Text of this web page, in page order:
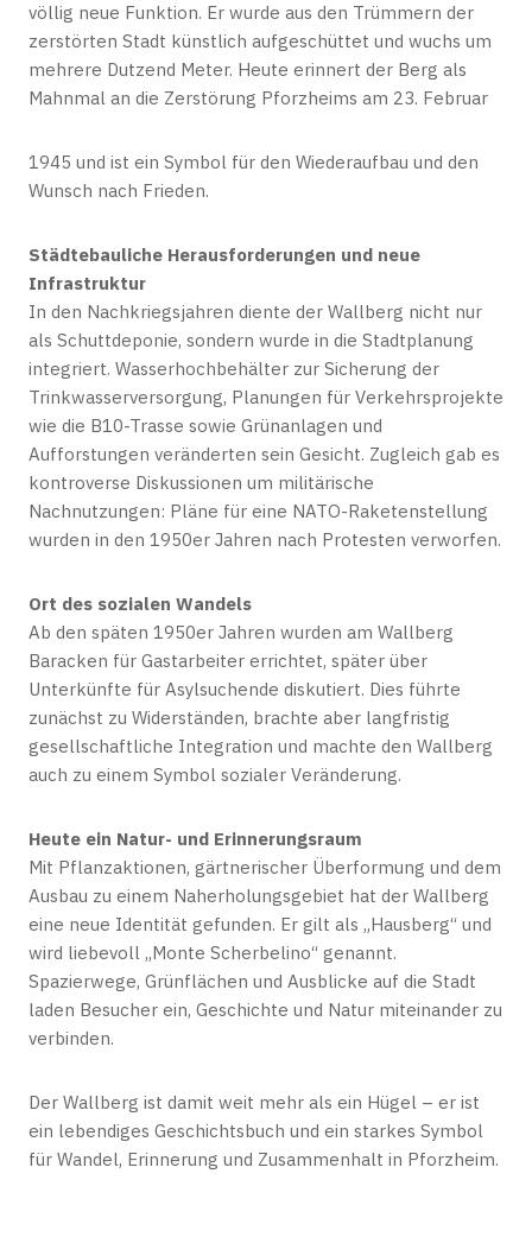
völlig neue Funktion. Er wurde aus den Trümmern der
zerstörten Stadt künstlich aufgeschüttet und wuchs um
mehrere Dutzend Meter. Heute erinnert der Berg als
Mahnmal an die Zerstörung Pforzheims am 23. Februar
1945 und ist ein Symbol für den Wiederaufbau und den
Wunsch nach Frieden.
Städtebauliche Herausforderungen und neue
Infrastruktur
In den Nachkriegsjahren diente der Wallberg nicht nur
als Schuttdeponie, sondern wurde in die Stadtplanung
integriert. Wasserhochbehälter zur Sicherung der
Trinkwasserversorgung, Planungen für Verkehrsprojekte
wie die B10-Trasse sowie Grünanlagen und
Aufforstungen veränderten sein Gesicht. Zugleich gab es
kontroverse Diskussionen um militärische
Nachnutzungen: Pläne für eine NATO-Raketenstellung
wurden in den 1950er Jahren nach Protesten verworfen.
Ort des sozialen Wandels
Ab den späten 1950er Jahren wurden am Wallberg
Baracken für Gastarbeiter errichtet, später über
Unterkünfte für Asylsuchende diskutiert. Dies führte
zunächst zu Widerständen, brachte aber langfristig
gesellschaftliche Integration und machte den Wallberg
auch zu einem Symbol sozialer Veränderung.
Heute ein Natur- und Erinnerungsraum
Mit Pflanzaktionen, gärtnerischer Überformung und dem
Ausbau zu einem Naherholungsgebiet hat der Wallberg
eine neue Identität gefunden. Er gilt als „Hausberg“ und
wird liebevoll „Monte Scherbelino“ genannt.
Spazierwege, Grünflächen und Ausblicke auf die Stadt
laden Besucher ein, Geschichte und Natur miteinander zu
verbinden.
Der Wallberg ist damit weit mehr als ein Hügel – er ist
ein lebendiges Geschichtsbuch und ein starkes Symbol
für Wandel, Erinnerung und Zusammenhalt in Pforzheim.